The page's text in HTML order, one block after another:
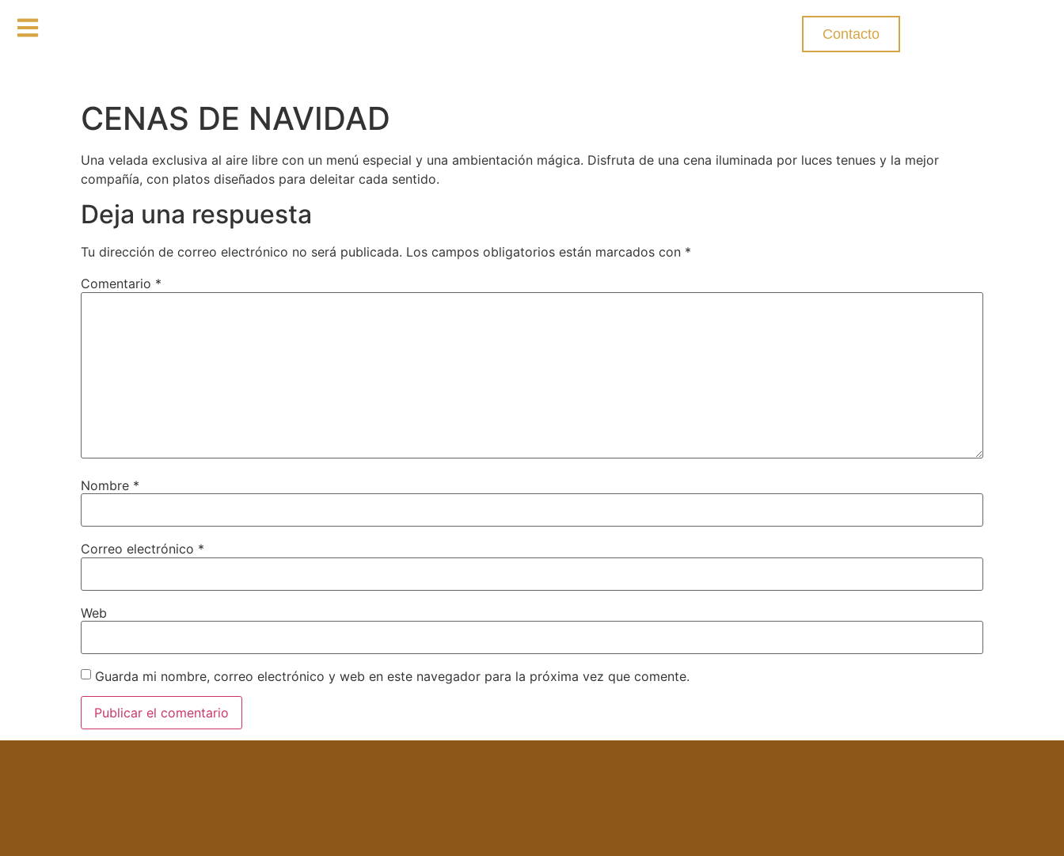
Contacto
CENAS DE NAVIDAD
Una velada exclusiva al aire libre con un menú especial y una ambientación mágica. Disfruta de una cena iluminada por luces tenues y la mejor
compañía, con platos diseñados para deleitar cada sentido.
Deja una respuesta
Tu dirección de correo electrónico no será publicada. Los campos obligatorios están marcados con *
Comentario *
Nombre *
Correo electrónico *
Web
Guarda mi nombre, correo electrónico y web en este navegador para la próxima vez que comente.